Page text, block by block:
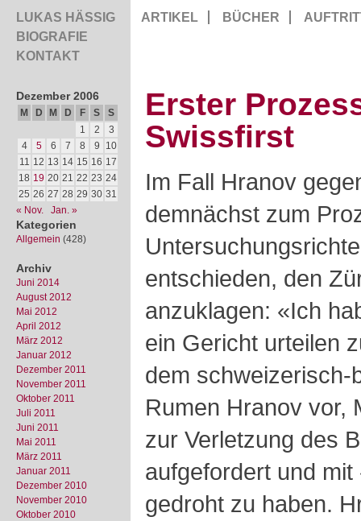
LUKAS HÄSSIG
BIOGRAFIE
KONTAKT
ARTIKEL BÜCHER
Dezember 2006
M D M D F S
S
1
2
3
4
5 6 7 8 9
10
11 12 13 14 15 16 17
18 19 20 21 22 23 24
25 26 27 28 29 30 31
« Nov.
Jan. »
Kategorien
Allgemein (428)
Archiv
Juni 2014
August 2012
Mai 2012
April 2012
März 2012
Januar 2012
Dezember 2011
November 2011
Oktober 2011
Juli 2011
Juni 2011
Mai 2011
März 2011
Januar 2011
Dezember 2010
November 2010
Oktober 2010
Erster
Swissfirst
Im Fall Hranov
demnächst zum
entschieden, den
anzuklagen: «Ich
ein Gericht urteilen
dem schweizerisch-
Rumen Hranov vor,
zur Verletzung des
aufgefordert und
gedroht zu haben.